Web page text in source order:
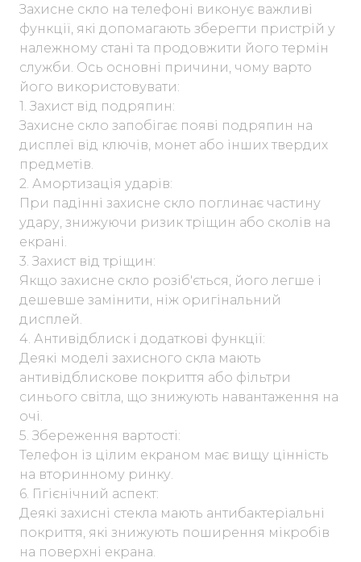
Захисне скло на телефоні виконує важливі
функції, які допомагають зберегти пристрій у
належному стані та продовжити його термін
служби. Ось основні причини, чому варто
його використовувати:
1. Захист від подряпин:
Захисне скло запобігає появі подряпин на
дисплеї від ключів, монет або інших твердих
предметів.
2. Амортизація ударів:
При падінні захисне скло поглинає частину
удару, знижуючи ризик тріщин або сколів на
екрані.
3. Захист від тріщин:
Якщо захисне скло розіб'ється, його легше і
дешевше замінити, ніж оригінальний
дисплей.
4. Антивідблиск і додаткові функції:
Деякі моделі захисного скла мають
антивідблискове покриття або фільтри
синього світла, що знижують навантаження на
очі.
5. Збереження вартості:
Телефон із цілим екраном має вищу цінність
на вторинному ринку.
6. Гігієнічний аспект:
Деякі захисні стекла мають антибактеріальні
покриття, які знижують поширення мікробів
на поверхні екрана.